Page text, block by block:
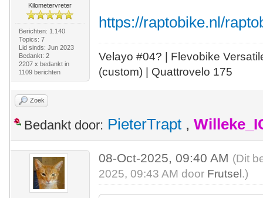
Kilometervreter
Berichten: 1.140
Topics: 7
Lid sinds: Jun 2023
Bedankt: 2
2207 x bedankt in
1109 berichten
https://raptobike.nl/
Velayo #04? | Flevobike
(custom) | Quattrovelo 175
Zoek
Bedankt door: PieterTrapt ,
08-Oct-2025, 09:40 AM (Dit
2025, 09:43 AM door Frutsel .)